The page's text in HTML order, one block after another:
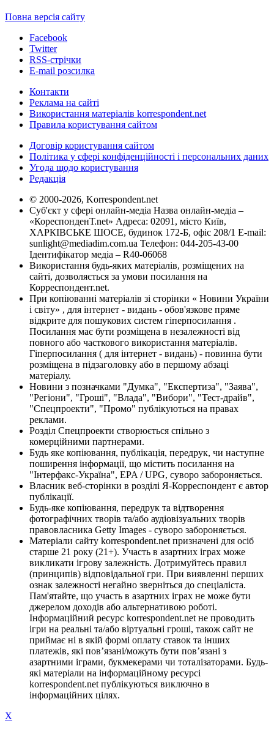
Повна версія сайту
Facebook
Twitter
RSS-стрічки
E-mail розсилка
Контакти
Реклама на сайті
Використання матеріалів korrespondent.net
Правила користування сайтом
Договір користування сайтом
Політика у сфері конфіденційності і персональних даних
Угода щодо користування
Редакція
© 2000-2026, Korrespondent.net
Суб'єкт у сфері онлайн-медіа Назва онлайн-медіа –
«КореспонденТ.net» Адреса: 02091, місто Київ,
ХАРКІВСЬКЕ ШОСЕ, будинок 172-Б, офіс 208/1 E-mail:
sunlight@mediadim.com.ua Телефон: 044-205-43-00
Ідентифікатор медіа – R40-06068
Використання будь-яких матеріалів, розміщених на
сайті, дозволяється за умови посилання на
Корреспондент.net.
При копіюванні матеріалів зі сторінки « Новини України
і світу» , для інтернет - видань - обов'язкове пряме
відкрите для пошукових систем гіперпосилання .
Посилання має бути розміщена в незалежності від
повного або часткового використання матеріалів.
Гіперпосилання ( для інтернет - видань) - повинна бути
розміщена в підзаголовку або в першому абзаці
матеріалу.
Новини з позначками "Думка", "Експертиза", "Заява",
"Регіони", "Гроші", "Влада", "Вибори", "Тест-драйв",
"Спецпроекти", "Промо" публікуються на правах
реклами.
Розділ Спецпроекти створюється спільно з
комерційними партнерами.
Будь яке копіювання, публікація, передрук, чи наступне
поширення інформації, що містить посилання на
"Інтерфакс-Україна", EPA / UPG, суворо забороняється.
Власник веб-сторінки в розділі Я-Корреспондент є автор
публікації.
Будь-яке копіювання, передрук та відтворення
фотографічних творів та/або аудіовізуальних творів
правовласника Getty Images - суворо забороняється.
Матеріали сайту korrespondent.net призначені для осіб
старше 21 року (21+). Участь в азартних іграх може
викликати ігрову залежність. Дотримуйтесь правил
(принципів) відповідальної гри. При виявленні перших
ознак залежності негайно зверніться до спеціаліста.
Пам'ятайте, що участь в азартних іграх не може бути
джерелом доходів або альтернативою роботі.
Інформаційний ресурс korrespondent.net не проводить
ігри на реальні та/або віртуальні гроші, також сайт не
приймає ні в якій формі оплату ставок та інших
платежів, які пов’язані/можуть бути пов’язані з
азартними іграми, букмекерами чи тоталізаторами. Будь-
які матеріали на інформаційному ресурсі
korrespondent.net публікуються виключно в
інформаційних цілях.
X